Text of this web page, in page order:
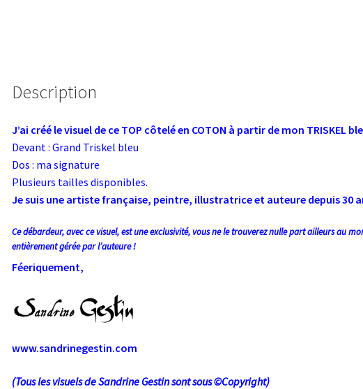
Description
J’ai créé le visuel de ce TOP côtelé en COTON à partir de mon TRISKEL
Devant : Grand Triskel bleu
Dos : ma signature
Plusieurs tailles disponibles.
Je suis une artiste française, peintre, illustratrice et auteure depuis 30
Ce débardeur, avec ce visuel, est une exclusivité, vous ne le trouverez nulle part ailleurs au
entièrement gérée par l’auteure !
Féeriquement,
www.sandrinegestin.com
(Tous les visuels de Sandrine Gestin sont sous ©Copyright)